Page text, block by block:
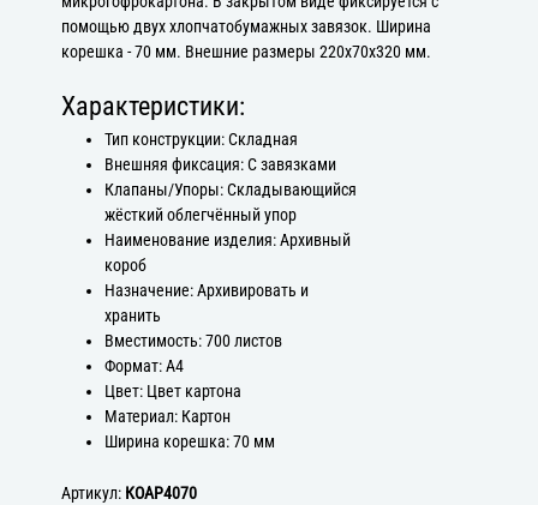
помощью двух хлопчатобумажных завязок. Ширина
корешка - 70 мм. Внешние размеры 220х70х320 мм.
Характеристики:
Тип конструкции: Складная
Внешняя фиксация: С завязками
Клапаны/Упоры: Складывающийся
жёсткий облегчённый упор
Наименование изделия: Архивный
короб
Назначение: Архивировать и
хранить
Вместимость: 700 листов
Формат: А4
Цвет: Цвет картона
Материал: Картон
Ширина корешка: 70 мм
Артикул: КОАР4070